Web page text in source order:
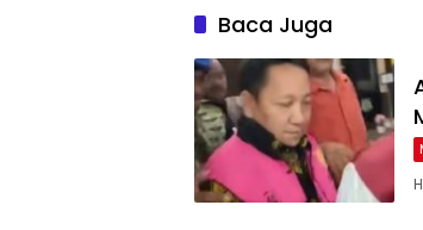
Pengawasan Desa
Baca Juga